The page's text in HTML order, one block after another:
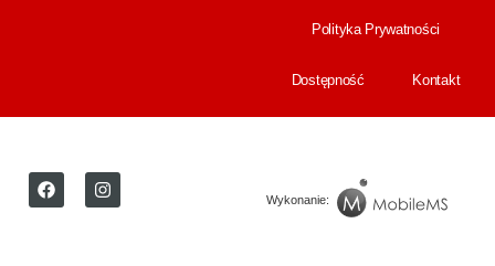
Polityka Prywatności
Dostępność Kontakt
Wykonanie: